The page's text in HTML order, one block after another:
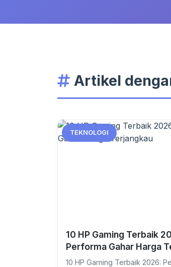
Artikel
TEKNOLOGI
10 HP Gaming Terbaik
Performa Gahar Harga
10 HP Gaming Terbaik 2026: